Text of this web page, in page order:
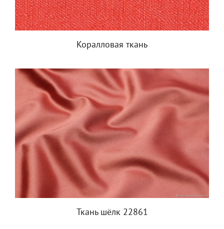
Коралловая ткань
Ткань шёлк 22861